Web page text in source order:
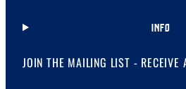
INFO
JOIN THE MAILING LIST - RECEIVE